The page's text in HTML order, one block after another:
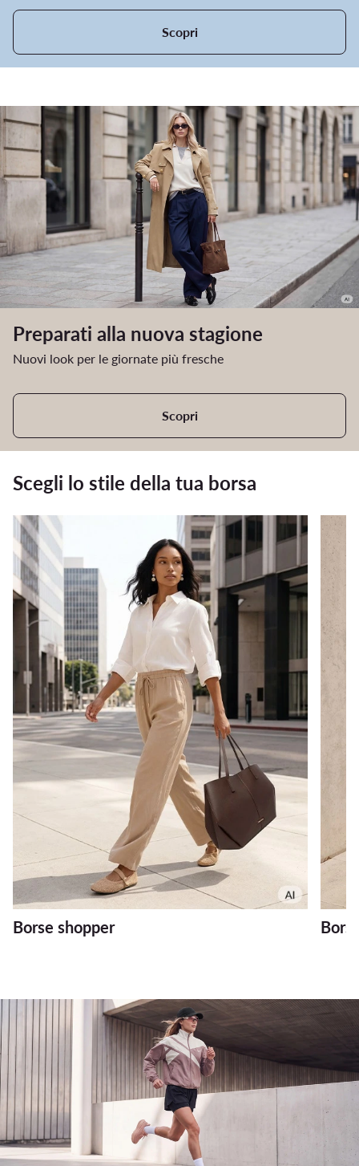
Scopri
Preparati alla nuova stagione
Nuovi look per le giornate più fresche
Scopri
Scegli lo stile della tua borsa
Borse shopper